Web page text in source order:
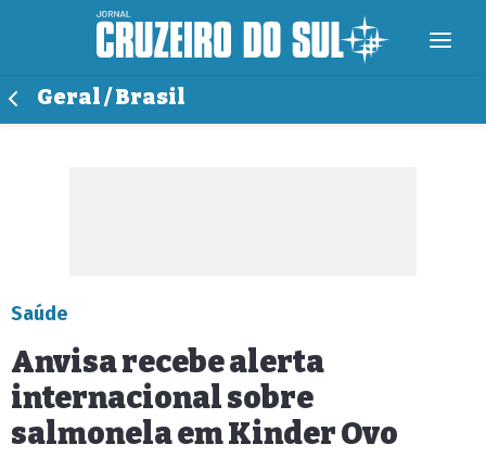
Geral / Brasil
Saúde
Anvisa recebe alerta
internacional sobre
salmonela em Kinder Ovo